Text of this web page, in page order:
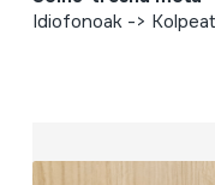
Idiofonoak ->